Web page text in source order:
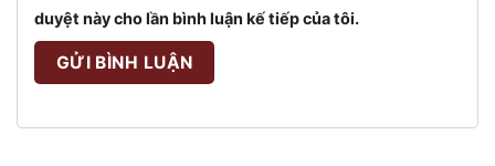
duyệt này cho lần bình luận kế tiếp của tôi.